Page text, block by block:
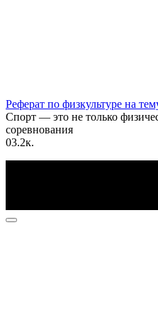
Реферат по физкультуре на
Спорт — это не только
соревнования
03.2к.